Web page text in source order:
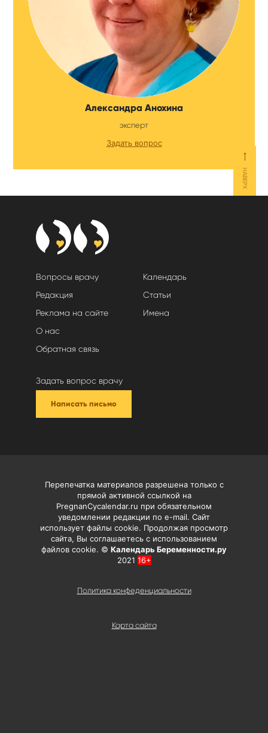
Александра Анохина
эксперт
Задать вопрос
⟵
НАВЕРХ
Вопросы врачу
Редакция
Реклама на сайте
О нас
Обратная связь
Календарь
Статьи
Имена
Задать вопрос врачу
Написать письмо
Карта сайта
Перепечатка материалов разрешена только с
прямой активной ссылкой на
PregnanCycalendar.ru при обязательном
уведомлении редакции по e-mail. Сайт
использует файлы cookie. Продолжая просмотр
сайта, Вы соглашаетесь с использованием
файлов cookie. © Календарь Беременности.ру
2021 16+
Политика конфеденциальности